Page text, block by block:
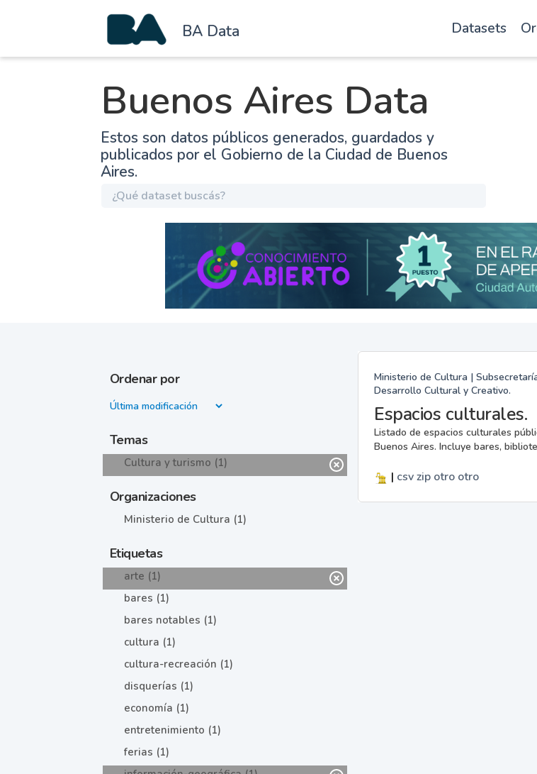
BA Data Datasets
Buenos Aires Data
Estos son datos públicos generados, guardados y
publicados por el Gobierno de la Ciudad de Buenos
Aires.
Ordenar por
Temas
Cultura y turismo (1)
Organizaciones
Ministerio de Cultura (1)
Etiquetas
arte (1)
bares (1)
bares notables (1)
cultura (1)
cultura-recreación (1)
disquerías (1)
economía (1)
entretenimiento (1)
ferias (1)
Ministerio de Cultura |
Desarrollo Cultural y Creativo.
Espacios culturales.
Listado de espacios culturales
Buenos Aires. Incluye bares,
| csvzip otro otro